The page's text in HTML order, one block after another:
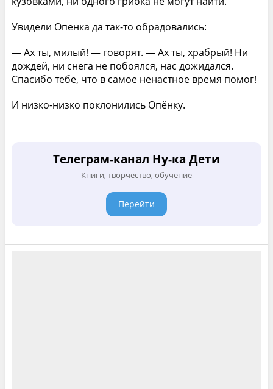
Увидели Опенка да так-то обрадовались:
— Ах ты, милый! — говорят. — Ах ты, храбрый! Ни
дождей, ни снега не побоялся, нас дожидался.
Спасибо тебе, что в самое ненастное время помог!
И низко-низко поклонились Опёнку.
Телеграм-канал Ну-ка Дети
Книги, творчество, обучение
Перейти